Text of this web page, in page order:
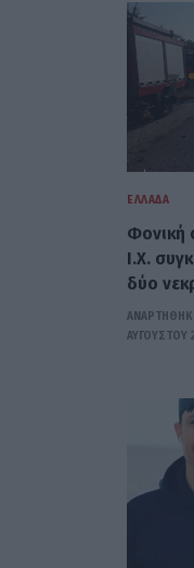
ΕΛΛΆΔΑ
Φονική
Ι.Χ.
δύο
ΑΥΓΟΎΣΤΟΥ